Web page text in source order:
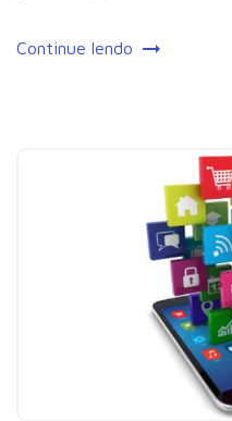
Continue lendo